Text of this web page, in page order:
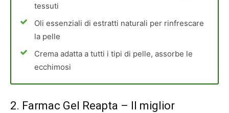
tessuti
Oli essenziali di estratti naturali per rinfrescare
la pelle
Crema adatta a tutti i tipi di pelle, assorbe le
ecchimosi
2. Farmac Gel Reapta – Il miglior